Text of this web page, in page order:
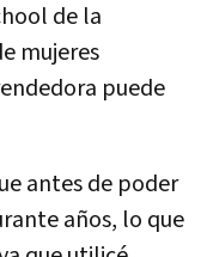
de la
mujeres
puede
antes de poder
años, lo que